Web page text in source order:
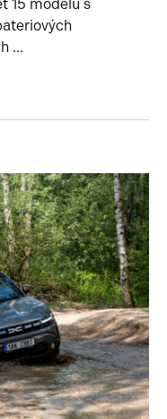
15 modelů s
...